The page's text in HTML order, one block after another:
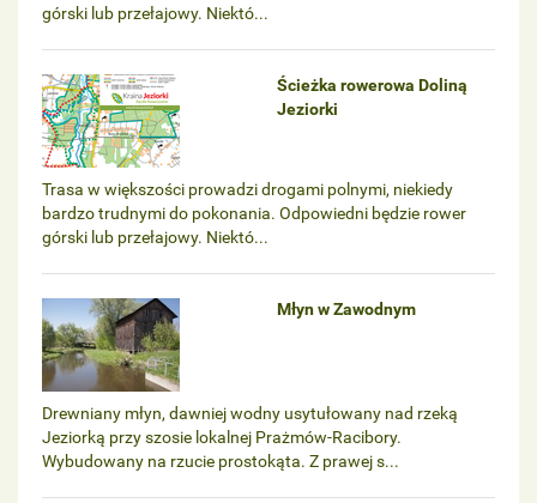
górski lub przełajowy. Niektó...
Ścieżka rowerowa Doliną
Jeziorki
Trasa w większości prowadzi drogami polnymi, niekiedy
bardzo trudnymi do pokonania. Odpowiedni będzie rower
górski lub przełajowy. Niektó...
Młyn w Zawodnym
Drewniany młyn, dawniej wodny usytułowany nad rzeką
Jeziorką przy szosie lokalnej Prażmów-Racibory.
Wybudowany na rzucie prostokąta. Z prawej s...